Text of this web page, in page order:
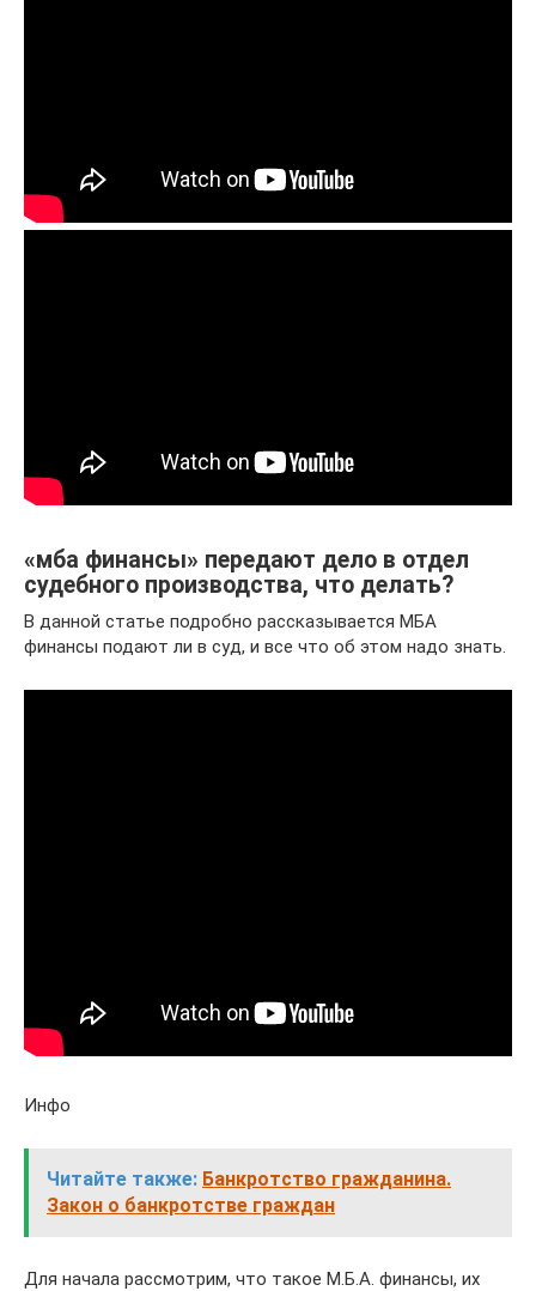
«мба финансы» передают дело в отдел
судебного производства, что делать?
В данной статье подробно рассказывается МБА
финансы подают ли в суд, и все что об этом надо знать.
Инфо
Читайте также: Банкротство гражданина.
Закон о банкротстве граждан
Для начала рассмотрим, что такое М.Б.А. финансы, их